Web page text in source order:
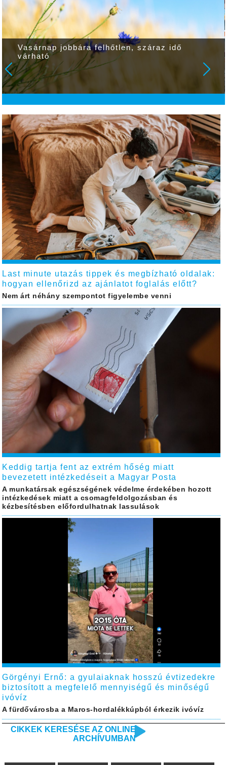
Vasárnap jobbára felhőtlen, száraz idő
várható
Last minute utazás tippek és megbízható oldalak:
hogyan ellenőrizd az ajánlatot foglalás előtt?
Nem árt néhány szempontot figyelembe venni
Keddig tartja fent az extrém hőség miatt
bevezetett intézkedéseit a Magyar Posta
A munkatársak egészségének védelme érdekében hozott
intézkedések miatt a csomagfeldolgozásban és
kézbesítésben előfordulhatnak lassulások
Görgényi Ernő: a gyulaiaknak hosszú évtizedekre
biztosított a megfelelő mennyiségű és minőségű
ivóvíz
A fürdővárosba a Maros-hordalékkúpból érkezik ivóvíz
CIKKEK KERESÉSE AZ ONLINE
ARCHÍVUMBAN